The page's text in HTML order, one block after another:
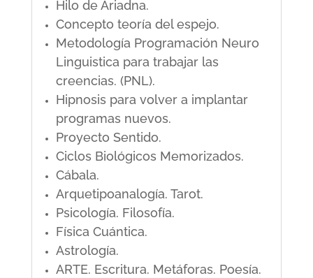
Hilo de Ariadna.
Concepto teoría del espejo.
Metodología Programación Neuro
Linguistica para trabajar las
creencias. (PNL).
Hipnosis para volver a implantar
programas nuevos.
Proyecto Sentido.
Ciclos Biológicos Memorizados.
Cábala.
Arquetipoanalogía. Tarot.
Psicología. Filosofía.
Física Cuántica.
Astrología.
ARTE. Escritura. Metáforas. Poesía.